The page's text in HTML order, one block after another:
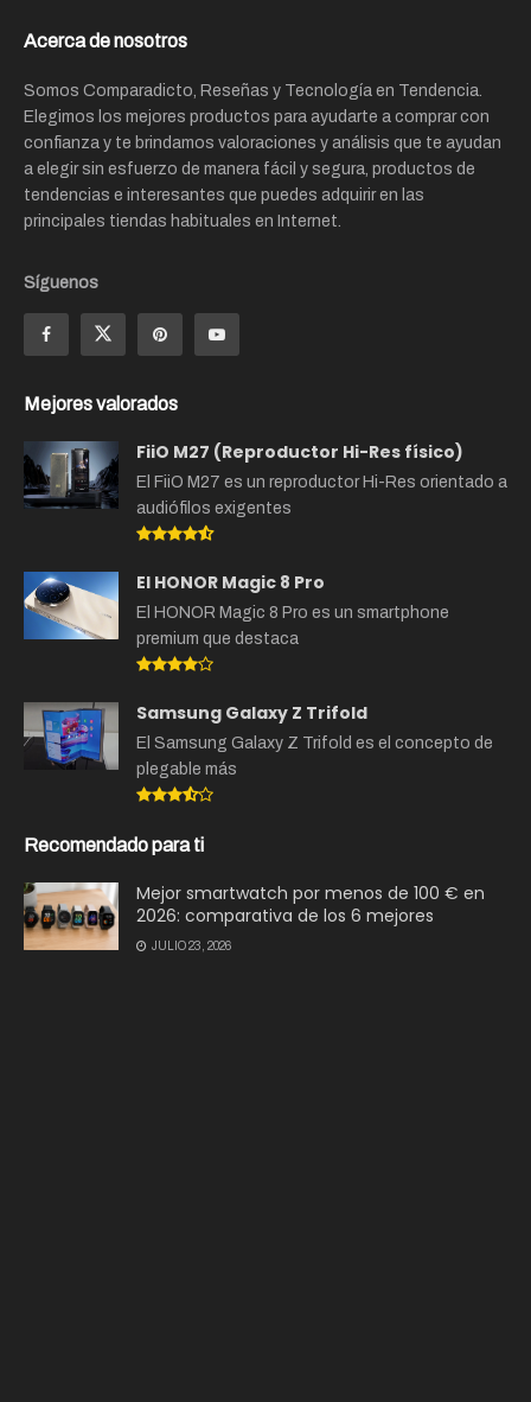
Acerca de nosotros
Somos Comparadicto, Reseñas y Tecnología en Tendencia.
Elegimos los mejores productos para ayudarte a comprar con
confianza y te brindamos valoraciones y análisis que te ayudan
a elegir sin esfuerzo de manera fácil y segura, productos de
tendencias e interesantes que puedes adquirir en las
principales tiendas habituales en Internet.
Síguenos
Mejores valorados
FiiO M27 (Reproductor Hi-Res físico)
El FiiO M27 es un reproductor Hi-Res orientado a
audiófilos exigentes
El HONOR Magic 8 Pro
El HONOR Magic 8 Pro es un smartphone
premium que destaca
Samsung Galaxy Z Trifold
El Samsung Galaxy Z Trifold es el concepto de
plegable más
Recomendado para ti
Mejor smartwatch por menos de 100 € en
2026: comparativa de los 6 mejores
JULIO 23, 2026